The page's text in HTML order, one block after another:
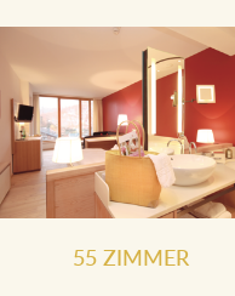
55 ZIMMER